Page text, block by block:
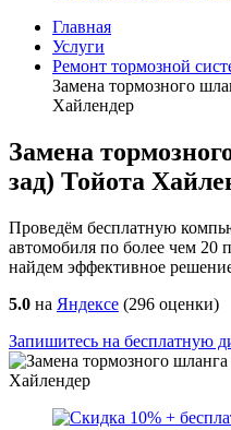
Главная
Услуги
Ремонт тормозной
Замена тормозного
Хайлендер
Замена
зад) Тойота
Проведём бесплатную
автомобиля по более чем 20
найдем эффективное
5.0 на Яндексе (296 оценки)
Запишитесь на бесплатную